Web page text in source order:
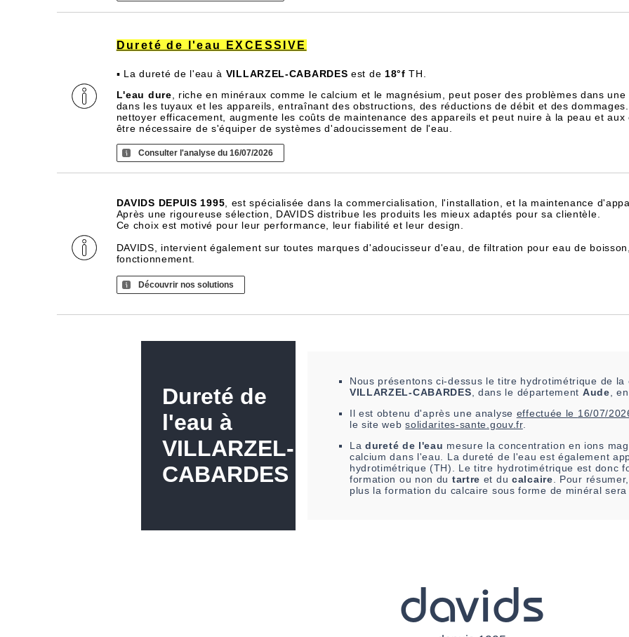
Dureté de l'eau EXCESSIVE
▪ La dureté de l'eau à VILLARZEL-CABARDES est de 18°f TH.
L'eau dure , riche en minéraux comme le calcium et le magnésium, peut poser des problèmes dans
dans les tuyaux et les appareils, entraînant des obstructions, des réductions de débit et des
nettoyer efficacement, augmente les coûts de maintenance des appareils et peut nuire à la peau et
être nécessaire de s'équiper de systèmes d'adoucissement de l'eau.
Consulter l'analyse du 16/07/2026
DAVIDS DEPUIS 1995 , est spécialisée dans la commercialisation, l'installation, et la maintenance
Après une rigoureuse sélection, DAVIDS distribue les produits les mieux adaptés pour sa clientèle.
Ce choix est motivé pour leur performance, leur fiabilité et leur design.
DAVIDS, intervient également sur toutes marques d'adoucisseur d'eau, de filtration pour eau de
fonctionnement.
Découvrir nos solutions
Dureté de
l'eau à
VILLARZEL-
CABARDES
Nous présentons ci-dessus le titre hydrotimétrique de la
VILLARZEL-CABARDES, dans le département Aude,
Il est obtenu d'après une analyse effectuée le 16/07/
le site websolidarites-sante.gouv.fr.
La dureté de l'eau mesure la concentration en ions
calcium dans l'eau. La dureté de l'eau est également
hydrotimétrique (TH). Le titre hydrotimétrique est donc
formation ou non du tartre et du calcaire. Pour
plus la formation du calcaire sous forme de minéral
davids